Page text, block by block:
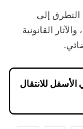
التطرق إلى
القانونية
الأسفل للانتقال